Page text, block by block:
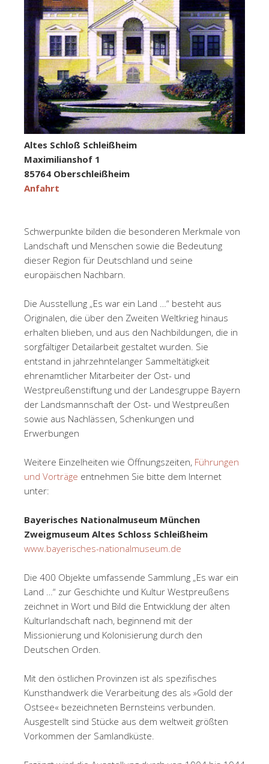
Altes Schloß Schleißheim
Maximilianshof 1
85764 Oberschleißheim
Anfahrt
Schwerpunkte bilden die besonderen Merkmale von
Landschaft und Menschen sowie die Bedeutung
dieser Region für Deutschland und seine
europäischen Nachbarn.
Die Ausstellung „Es war ein Land …“ besteht aus
Originalen, die über den Zweiten Weltkrieg hinaus
erhalten blieben, und aus den Nachbildungen, die in
sorgfältiger Detailarbeit gestaltet wurden. Sie
entstand in jahrzehntelanger Sammeltätigkeit
ehrenamtlicher Mitarbeiter der Ost- und
Westpreußenstiftung und der Landesgruppe Bayern
der Landsmannschaft der Ost- und Westpreußen
sowie aus Nachlässen, Schenkungen und
Erwerbungen
Weitere Einzelheiten wie Öffnungszeiten, Führungen
und Vorträge entnehmen Sie bitte dem Internet
unter:
Bayerisches Nationalmuseum München
Zweigmuseum Altes Schloss Schleißheim
www.bayerisches-nationalmuseum.de
Die 400 Objekte umfassende Sammlung „Es war ein
Land …“ zur Geschichte und Kultur Westpreußens
zeichnet in Wort und Bild die Entwicklung der alten
Kulturlandschaft nach, beginnend mit der
Missionierung und Kolonisierung durch den
Deutschen Orden.
Mit den östlichen Provinzen ist als spezifisches
Kunsthandwerk die Verarbeitung des als »Gold der
Ostsee« bezeichneten Bernsteins verbunden.
Ausgestellt sind Stücke aus dem weltweit größten
Vorkommen der Samlandküste.